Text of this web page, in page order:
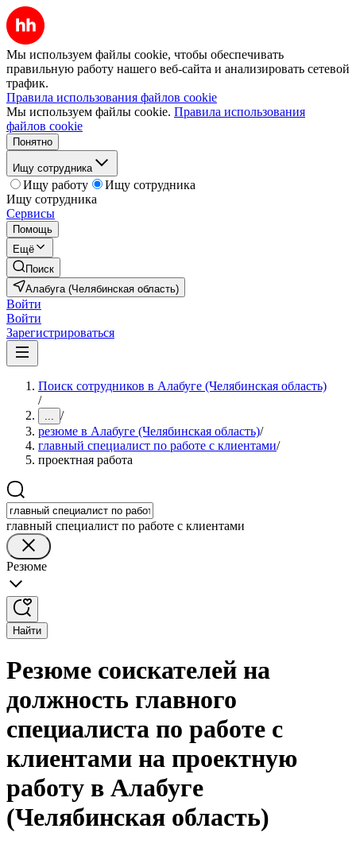
Мы используем файлы cookie, чтобы обеспечивать
правильную работу нашего веб-сайта и анализировать сетевой
трафик.
Правила использования файлов cookie
Мы используем файлы cookie. Правила использования
файлов cookie
Понятно
Ищу сотрудника
Ищу работу
Ищу сотрудника
Ищу сотрудника
Сервисы
Помощь
Ещё
Поиск
Алабуга (Челябинская область)
Войти
Войти
Зарегистрироваться
Поиск сотрудников в Алабуге (Челябинская область)
/
... /
резюме в Алабуге (Челябинская область)/
главный специалист по работе с клиентами/
проектная работа
главный специалист по работе с клиентами
Резюме
Найти
Резюме соискателей на
должность главного
специалиста по работе с
клиентами на проектную
работу в Алабуге
(Челябинская область)